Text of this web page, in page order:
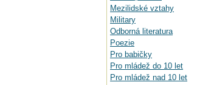
Mezilidské vztahy
Military
Odborná literatura
Poezie
Pro babičky
Pro mládež do 10 let
Pro mládež nad 10 let